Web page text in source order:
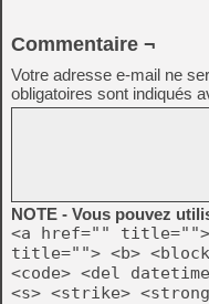
Commentaire ¬
Votre adresse e-mail ne
obligatoires sont indiqués
NOTE - Vous pouvez
<a href="" title="">
title=""> <b>
<code> <del
<s> <strike>